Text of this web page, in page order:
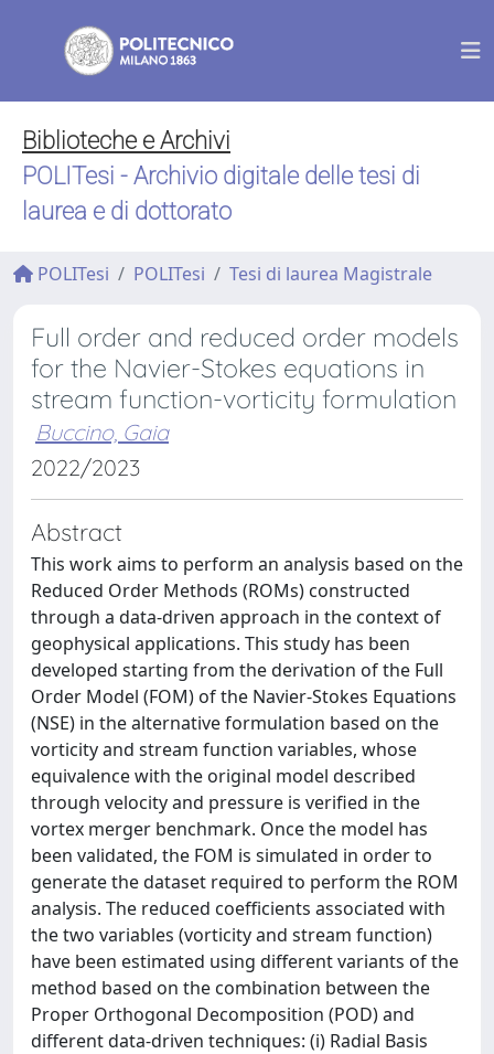
Biblioteche e Archivi
POLITesi - Archivio digitale delle tesi di
laurea e di dottorato
POLITesi POLITesi Tesi di laurea Magistrale
Full order and reduced order models
for the Navier-Stokes equations in
stream function-vorticity formulation
Buccino, Gaia
2022/2023
Abstract
This work aims to perform an analysis based on the
Reduced Order Methods (ROMs) constructed
through a data-driven approach in the context of
geophysical applications. This study has been
developed starting from the derivation of the Full
Order Model (FOM) of the Navier-Stokes Equations
(NSE) in the alternative formulation based on the
vorticity and stream function variables, whose
equivalence with the original model described
through velocity and pressure is verified in the
vortex merger benchmark. Once the model has
been validated, the FOM is simulated in order to
generate the dataset required to perform the ROM
analysis. The reduced coefficients associated with
the two variables (vorticity and stream function)
have been estimated using different variants of the
method based on the combination between the
Proper Orthogonal Decomposition (POD) and
different data-driven techniques: (i) Radial Basis